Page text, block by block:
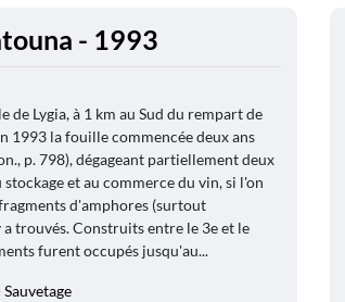
- 1993
Lygia, à 1 km au Sud du rempart de
1993 la fouille commencée deux ans
p. 798), dégageant partiellement deux
et au commerce du vin, si l'on
d'amphores (surtout
trouvés. Construits entre le 3e et le
furent occupés jusqu'au...